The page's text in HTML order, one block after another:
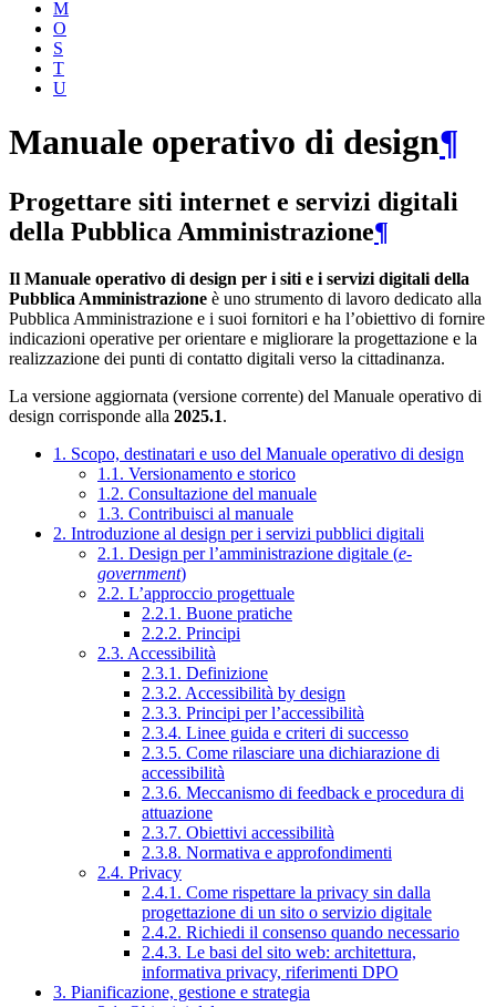
M
O
S
T
U
Manuale operativo di design¶
Progettare siti internet e servizi digitali
della Pubblica Amministrazione¶
Il Manuale operativo di design per i siti e i servizi digitali della
Pubblica Amministrazione è uno strumento di lavoro dedicato alla
Pubblica Amministrazione e i suoi fornitori e ha l’obiettivo di fornire
indicazioni operative per orientare e migliorare la progettazione e la
realizzazione dei punti di contatto digitali verso la cittadinanza.
La versione aggiornata (versione corrente) del Manuale operativo di
design corrisponde alla 2025.1.
1. Scopo, destinatari e uso del Manuale operativo di design
1.1. Versionamento e storico
1.2. Consultazione del manuale
1.3. Contribuisci al manuale
2. Introduzione al design per i servizi pubblici digitali
2.1. Design per l’amministrazione digitale (e-
government)
2.2. L’approccio progettuale
2.2.1. Buone pratiche
2.2.2. Principi
2.3. Accessibilità
2.3.1. Definizione
2.3.2. Accessibilità by design
2.3.3. Principi per l’accessibilità
2.3.4. Linee guida e criteri di successo
2.3.5. Come rilasciare una dichiarazione di
accessibilità
2.3.6. Meccanismo di feedback e procedura di
attuazione
2.3.7. Obiettivi accessibilità
2.3.8. Normativa e approfondimenti
2.4. Privacy
2.4.1. Come rispettare la privacy sin dalla
progettazione di un sito o servizio digitale
2.4.2. Richiedi il consenso quando necessario
2.4.3. Le basi del sito web: architettura,
informativa privacy, riferimenti DPO
3. Pianificazione, gestione e strategia